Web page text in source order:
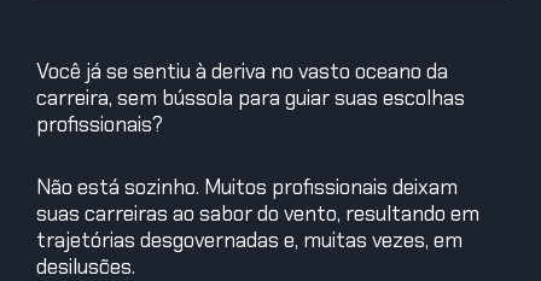
Você já se sentiu à deriva no vasto oceano da
carreira, sem bússola para guiar suas escolhas
profissionais?
Não está sozinho. Muitos profissionais deixam
suas carreiras ao sabor do vento, resultando em
trajetórias desgovernadas e, muitas vezes, em
desilusões.